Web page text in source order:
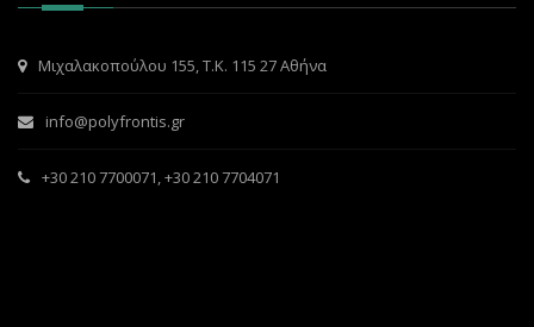
Μιχαλακοπούλου 155, Τ.Κ. 115 27 Αθήνα
info@polyfrontis.gr
+30 210 7700071,+30 210 7704071